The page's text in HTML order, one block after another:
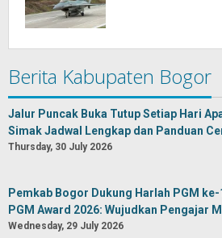
Berita Kabupaten Bogor
Jalur Puncak Buka Tutup Setiap Hari
Simak Jadwal Lengkap dan Panduan
Thursday, 30 July 2026
Pemkab Bogor Dukung Harlah PGM ke-
PGM Award 2026: Wujudkan Pengajar
Wednesday, 29 July 2026